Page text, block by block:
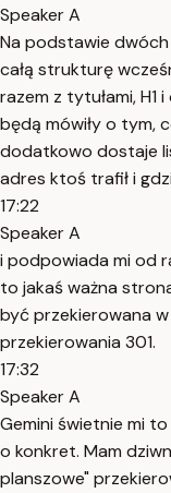
Speaker A
Na podstawie
całą strukturę
razem z tytułami,
będą mówiły o tym,
dodatkowo dostaje
adres ktoś trafił i
17:22
Speaker A
i podpowiada mi od
to jakaś ważna
być przekierowana
przekierowania 301.
17:32
Speaker A
Gemini świetnie mi
o konkret. Mam
planszowe"